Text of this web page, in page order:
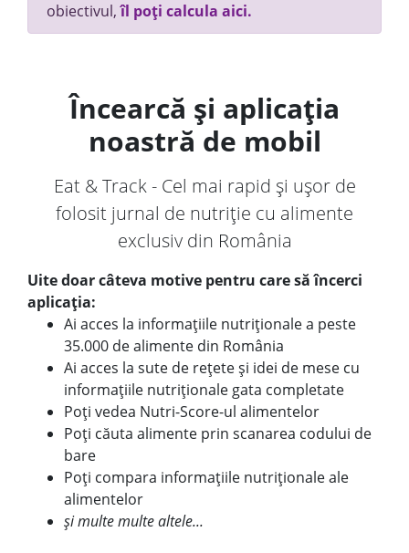
obiectivul,îl poți calcula aici.
Încearcă și aplicația
noastră de mobil
Eat & Track - Cel mai rapid și ușor de
folosit jurnal de nutriție cu alimente
exclusiv din România
Uite doar câteva motive pentru care să încerci
aplicația:
Ai acces la informațiile nutriționale a peste
35.000 de alimente din România
Ai acces la sute de rețete și idei de mese cu
informațiile nutriționale gata completate
Poți vedea Nutri-Score-ul alimentelor
Poți căuta alimente prin scanarea codului de
bare
Poți compara informațiile nutriționale ale
alimentelor
și multe multe altele...